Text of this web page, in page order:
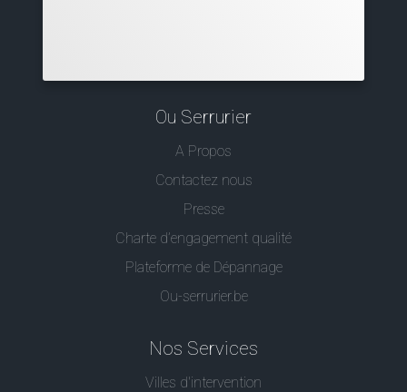
Ou Serrurier
A Propos
Contactez nous
Presse
Charte d’engagement qualité
Plateforme de Dépannage
Ou-serrurier.be
Nos Services
Villes d'intervention